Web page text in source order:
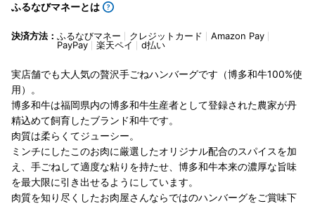
ふるなびマネーとは
決済方法： ふるなびマネー クレジットカード
Amazon Pay
PayPay
楽天ペイ d払い
実店舗でも大人気の贅沢手ごねハンバーグです（博多和牛100%使
用）。
博多和牛は福岡県内の博多和牛生産者として登録された農家が丹
精込めて飼育したブランド和牛です。
肉質は柔らくてジューシー。
ミンチにしたこのお肉に厳選したオリジナル配合のスパイスを加
え、手ごねして適度な粘りを持たせ、博多和牛本来の濃厚な旨味
を最大限に引き出せるようにしています。
肉質を知り尽くしたお肉屋さんならではのハンバーグをご賞味下